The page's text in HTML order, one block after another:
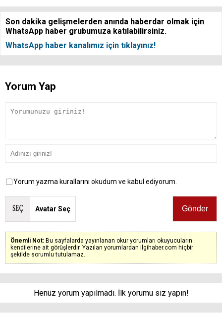
Son dakika gelişmelerden anında haberdar olmak için
WhatsApp haber grubumuza katılabilirsiniz.
WhatsApp haber kanalımız için tıklayınız!
Yorum Yap
Yorum yazma kurallarını okudum ve kabul ediyorum.
Avatar Seç
Önemli Not: Bu sayfalarda yayınlanan okur yorumları okuyucuların
kendilerine ait görüşlerdir. Yazılan yorumlardan ilgihaber.com hiçbir
şekilde sorumlu tutulamaz.
Henüz yorum yapılmadı. İlk yorumu siz yapın!